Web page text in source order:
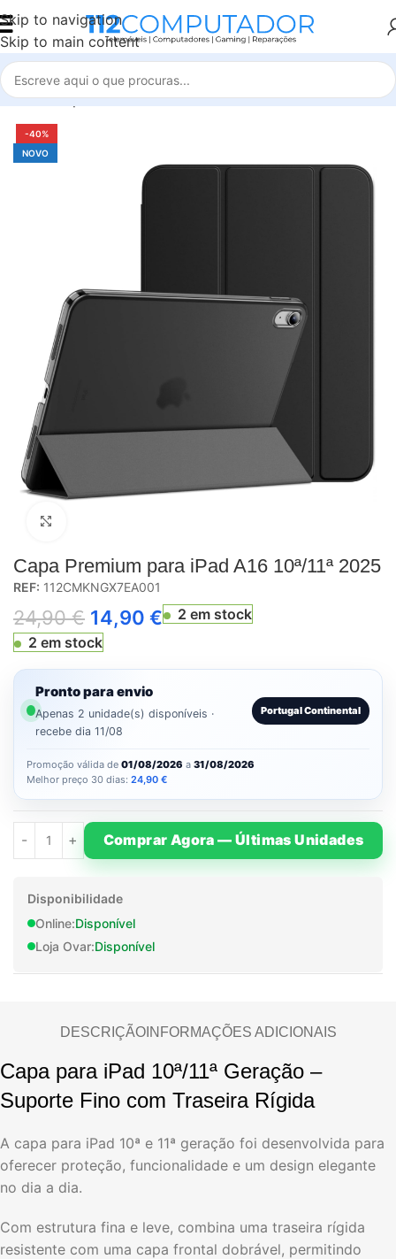
Skip to navigation
Skip to main content
Início Capas e Películas iPad
-40%
NOVO
Capa Premium para iPad A16 10ª/11ª 2025
REF: 112CMKNGX7EA001
24,90€ 14,90 €
2 em stock
2 em stock
Pronto para envio
Apenas 2 unidade(s) disponíveis ·
recebe dia 11/08
Portugal Continental
Promoção válida de 01/08/2026 a 31/08/2026
Melhor preço 30 dias: 24,90 €
Comprar Agora — Últimas Unidades
Disponibilidade
Online:Disponível
Loja Ovar:Disponível
DESCRIÇÃOINFORMAÇÕES ADICIONAIS
Capa para iPad 10ª/11ª Geração –
Suporte Fino com Traseira Rígida
A capa para iPad 10ª e 11ª geração foi desenvolvida para
oferecer proteção, funcionalidade e um design elegante
no dia a dia.
Com estrutura fina e leve, combina uma traseira rígida
resistente com uma capa frontal dobrável, permitindo